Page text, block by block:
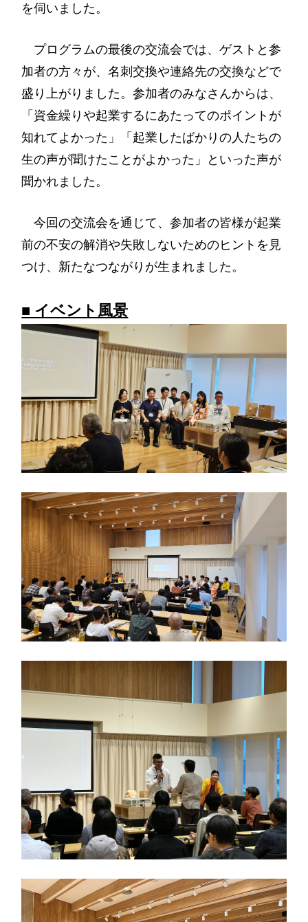
を伺いました。
プログラムの最後の交流会では、ゲストと参
加者の方々が、名刺交換や連絡先の交換などで
盛り上がりました。参加者のみなさんからは、
「資金繰りや起業するにあたってのポイントが
知れてよかった」「起業したばかりの人たちの
生の声が聞けたことがよかった」といった声が
聞かれました。
今回の交流会を通じて、参加者の皆様が起業
前の不安の解消や失敗しないためのヒントを見
つけ、 新たなつながりが生まれました。
■ イベント風景